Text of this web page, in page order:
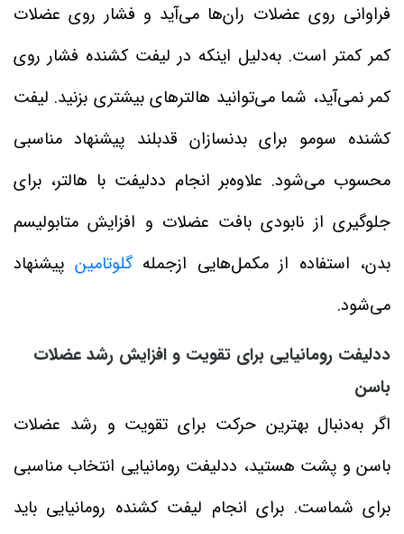
فراوانی روی عضلات ران‌ها می‌آید و فشار روی عضلات
کمر کمتر است. به‌دلیل اینکه در لیفت کشنده فشار روی
کمر نمی‌آید، شما می‌توانید هالترهای بیشتری بزنید. لیفت
کشنده سومو برای بدنسازان قدبلند پیشنهاد مناسبی
محسوب می‌شود. علاوه‌بر انجام ددلیفت با هالتر، برای
جلوگیری از نابودی بافت عضلات و افزایش متابولیسم
بدن، استفاده از مکمل‌هایی ازجملهگلوتامین پیشنهاد
می‌شود.
ددلیفت رومانیایی برای تقویت و افزایش رشد عضلات
باسن
اگر به‌دنبال بهترین حرکت برای تقویت و رشد عضلات
باسن و پشت هستید، ددلیفت رومانیایی انتخاب مناسبی
برای شماست. برای انجام لیفت کشنده رومانیایی باید